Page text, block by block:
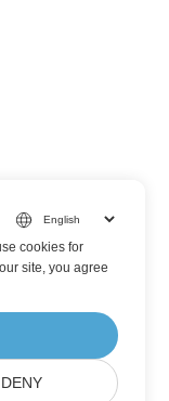
cookies for
site, you agree
DENY